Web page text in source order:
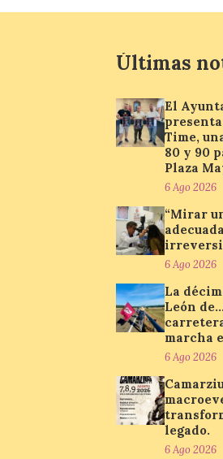
Últimas
El
Time,
80 y 90
Plaza
6 Ago 2026
“Mirar
6 Ago 2026
La
León
marcha
6 Ago 2026
legado.
6 Ago 2026